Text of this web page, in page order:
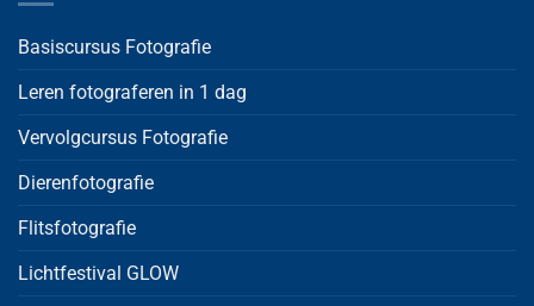
Basiscursus Fotografie
Leren fotograferen in 1 dag
Vervolgcursus Fotografie
Dierenfotografie
Flitsfotografie
Lichtfestival GLOW